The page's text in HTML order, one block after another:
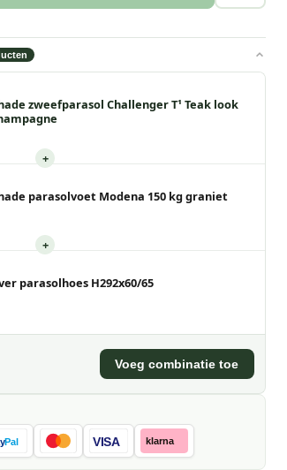
zweefparasol Challenger T¹ Teak look
+
parasolvoet Modena 150 kg graniet
+
parasolhoes H292x60/65
Voeg combinatie toe
Pal VISA klarna